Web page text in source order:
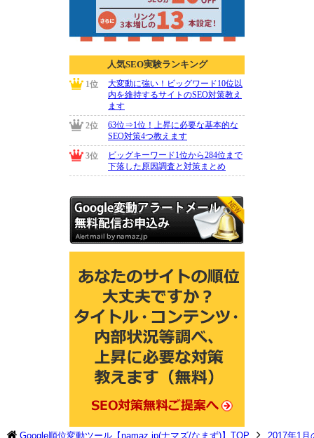
Google順位変動ツール【namaz.jp(ナマズ/なまず)】TOP 2017年1